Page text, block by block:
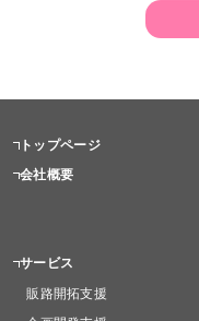
トップページ
会社概要
サービス
販路開拓支援